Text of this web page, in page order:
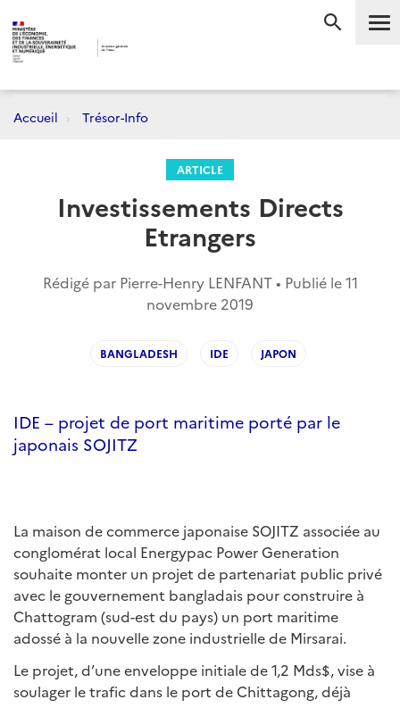
Accueil Trésor-Info
ARTICLE
Investissements Directs
Etrangers
Rédigé par Pierre-Henry LENFANT • Publié le11
novembre 2019
BANGLADESH IDE JAPON
IDE – projet de port maritime porté par le
japonais SOJITZ
La maison de commerce japonaise SOJITZ associée au
conglomérat local Energypac Power Generation
souhaite monter un projet de partenariat public privé
avec le gouvernement bangladais pour construire à
Chattogram (sud-est du pays) un port maritime
adossé à la nouvelle zone industrielle de Mirsarai.
Le projet, d’une enveloppe initiale de 1,2 Mds$, vise à
soulager le trafic dans le port de Chittagong, déjà